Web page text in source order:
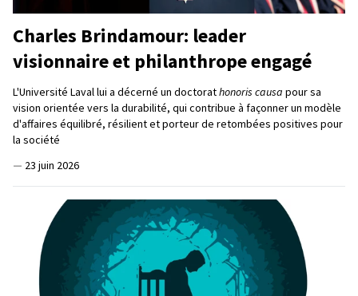
Charles Brindamour: leader
visionnaire et philanthrope engagé
L'Université Laval lui a décerné un doctorathonoris causa pour sa
vision orientée vers la durabilité, qui contribue à façonner un modèle
d'affaires équilibré, résilient et porteur de retombées positives pour
la société
— 23 juin 2026